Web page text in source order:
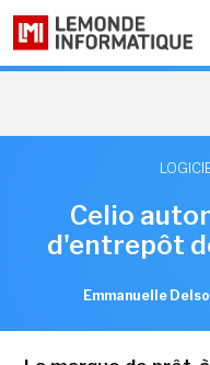
Celio
d'entrepôt
Emmanuelle Delsol